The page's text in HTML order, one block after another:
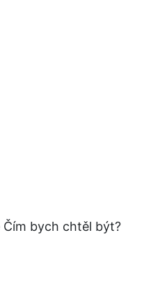
bych chtěl být?